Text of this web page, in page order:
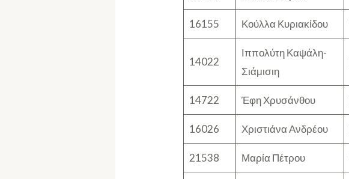
16155 Κούλλα Κυριακίδου
14022
Ιππολύτη Καψάλη-
Σιάμισιη
14722 Έφη Χρυσάνθου
16026 Χριστιάνα Ανδρέου
21538 Μαρία Πέτρου